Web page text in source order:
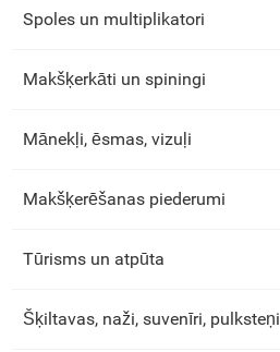
Spoles un multiplikatori
Makšķerkāti un spiningi
Mānekļi, ēsmas, vizuļi
Makšķerēšanas piederumi
Tūrisms un atpūta
Šķiltavas, naži, suvenīri, pulksteņi